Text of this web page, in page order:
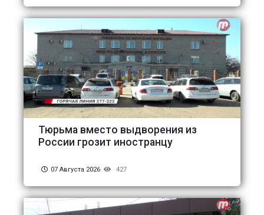
Тюрьма вместо выдворения из
России грозит иностранцу
07 Августа 2026 427